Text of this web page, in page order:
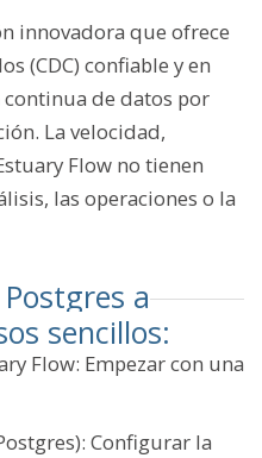
innovadora que ofrece
(CDC) confiable y en
de datos por
La velocidad,
Flow no tienen
las operaciones o la
a
sencillos:
Flow: Empezar con una
Configurar la